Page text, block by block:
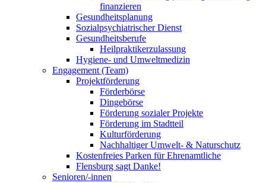
finanzieren
Gesundheitsplanung
Sozialpsychiatrischer Dienst
Gesundheitsberufe
Heilpraktikerzulassung
Hygiene- und Umweltmedizin
Engagement (Team)
Projektförderung
Förderbörse
Dingebörse
Förderung sozialer Projekte
Förderung im Stadtteil
Kulturförderung
Nachhaltiger Umwelt- & Naturschutz
Kostenfreies Parken für Ehrenamtliche
Flensburg sagt Danke!
Senioren/-innen